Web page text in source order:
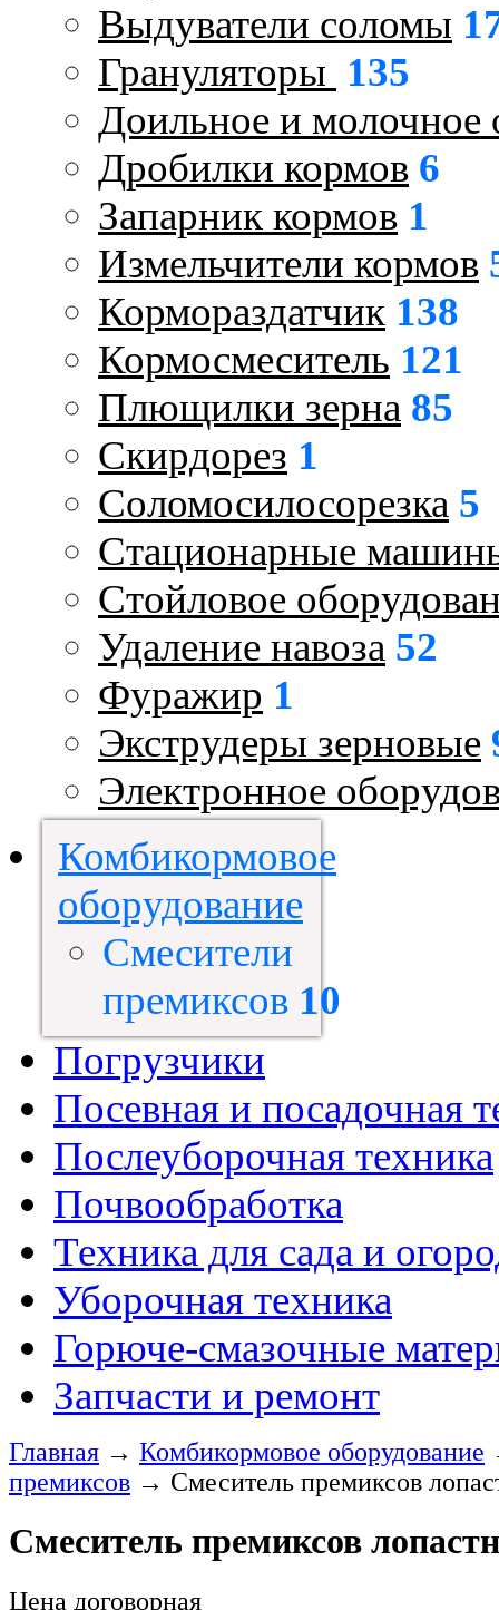
Выдуватели соломы
Грануляторы 135
Доильное и молочное
Дробилки кормов 6
Запарник кормов 1
Измельчители кормов
Кормораздатчик 138
Кормосмеситель 121
Плющилки зерна 85
Скирдорез 1
Соломосилосорезка 5
Стационарные
Стойловое
Удаление навоза 52
Фуражир 1
Экструдеры зерновые
Электронное
Комбикормовое
оборудование
Смесители
премиксов 10
Погрузчики
Посевная и посадочная
Послеуборочная техника
Почвообработка
Техника для сада и
Уборочная техника
Горюче-смазочные
Запчасти и ремонт
Главная → Комбикормовое оборудование
премиксов → Смеситель премиксов
Смеситель премиксов
Цена договорная